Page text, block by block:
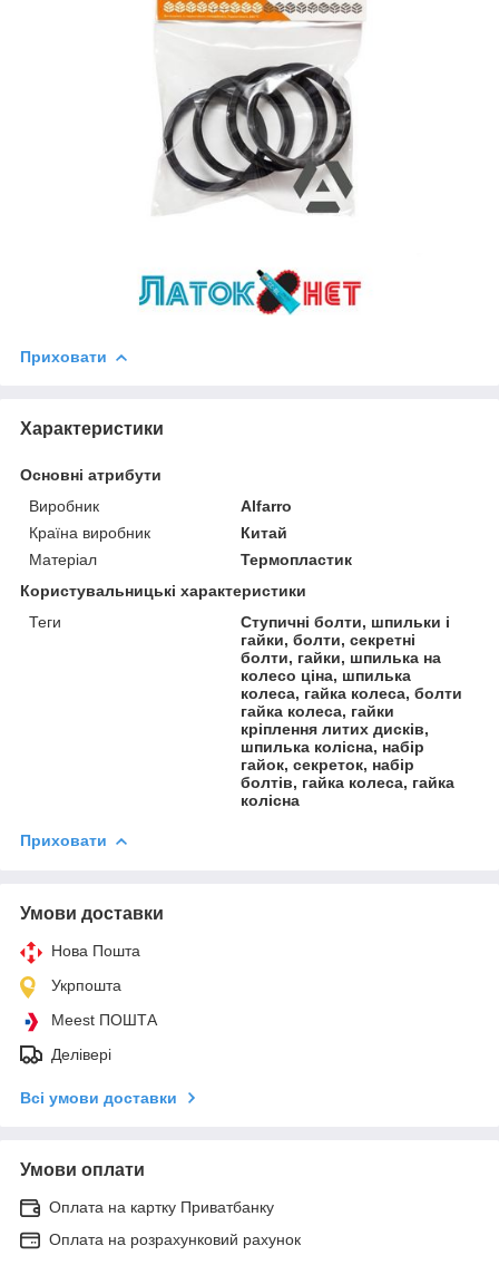
Приховати
Характеристики
Основні атрибути
Виробник
Alfarro
Країна виробник
Китай
Матеріал
Термопластик
Користувальницькі характеристики
Теги
Ступичні болти, шпильки і
гайки, болти, секретні
болти, гайки, шпилька на
колесо ціна, шпилька
колеса, гайка колеса, болти
гайка колеса, гайки
кріплення литих дисків,
шпилька колісна, набір
гайок, секреток, набір
болтів, гайка колеса, гайка
колісна
Приховати
Умови доставки
Нова Пошта
Укрпошта
Meest ПОШТА
Делівері
Всі умови доставки
Умови оплати
Оплата на картку Приватбанку
Оплата на розрахунковий рахунок